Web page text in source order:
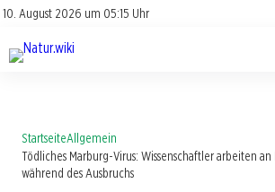
10. August 2026 um 05:15 Uhr
Account
Lexikon
Themen
StartseiteAllgemein
Tödliches Marburg-Virus: Wissenschaftler arbeiten
während des Ausbruchs